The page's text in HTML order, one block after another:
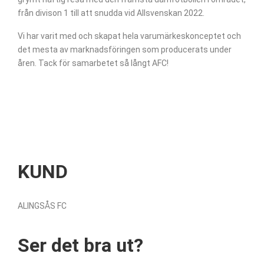
från divison 1 till att snudda vid Allsvenskan 2022.
Vi har varit med och skapat hela varumärkeskonceptet och
det mesta av marknadsföringen som producerats under
åren. Tack för samarbetet så långt AFC!
KUND
ALINGSÅS FC
Ser det bra ut?